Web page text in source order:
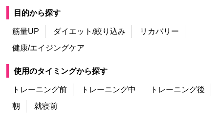
目的から探す
筋量UP ダイエット/絞り込み
リカバリー
健康/エイジングケア
使用のタイミングから探す
トレーニング前 トレーニング中
トレーニング後
朝
就寝前